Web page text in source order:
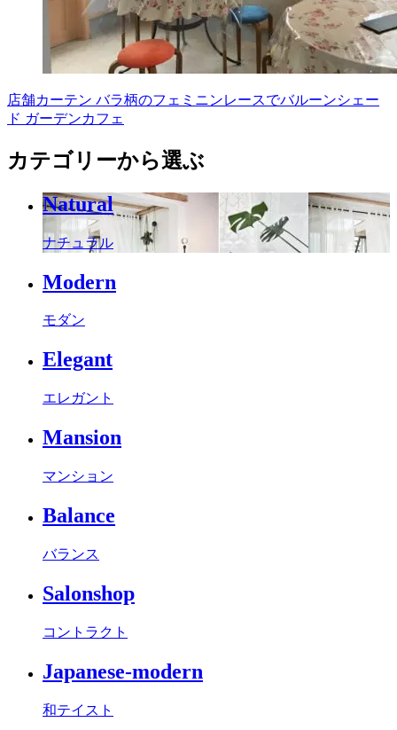
店舗カーテン バラ柄のフェミニンレースでバルーンシェー
ド ガーデンカフェ
カテゴリーから選ぶ
Natural
ナチュラル
Modern
モダン
Elegant
エレガント
Mansion
マンション
Balance
バランス
Salonshop
コントラクト
Japanese-modern
和テイスト